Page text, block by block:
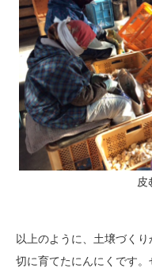
皮
以上のように、土壌づく
切に育てたにんにくです